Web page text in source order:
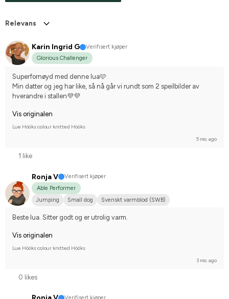
Relevans
Karin Ingrid G
Verifisert kjøper
Glorious Challenger
Superfornøyd med denne lua🩷
Min datter og jeg har like, så nå går vi rundt som 2 speilbilder av
hverandre i stallen💜💜
Vis originalen
Lue Hööks colour knitted Hööks
5 mo. ago
1 like
Ronja V
Verifisert kjøper
Able Performer
Jumping
Small dog
Svenskt varmblod (SWB)
Beste lua. Sitter godt og er utrolig varm.
Vis originalen
Lue Hööks colour knitted Hööks
3 mo. ago
0 likes
Verifisert kjøper